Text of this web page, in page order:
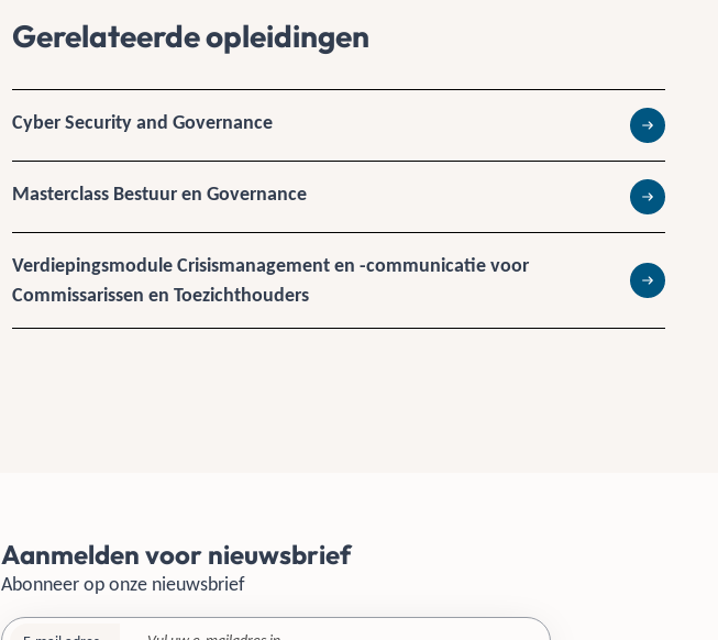
Gerelateerde opleidingen
Cyber Security and Governance
Lees meer
Masterclass Bestuur en Governance
Lees meer
Verdiepingsmodule Crisismanagement en -communicatie voor
Commissarissen en Toezichthouders
Lees meer
Aanmelden voor nieuwsbrief
Abonneer op onze nieuwsbrief